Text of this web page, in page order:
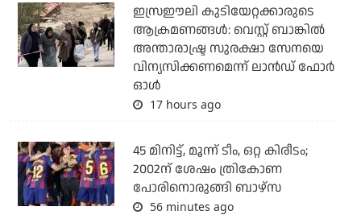
ഇസ്രഈലി കുടിയേറ്റക്കാരുടെ
ആക്രമണങ്ങള്‍: വെസ്റ്റ് ബാങ്കില്‍
അന്താരാഷ്ട്ര സുരക്ഷാ സേനയെ
വിന്യസിക്കണമെന്ന് ലാന്‍ഡ് ഫോര്‍
ഓള്‍
17 hours ago
45 മിനിട്ട്, മൂന്ന് ടീം, ഒറ്റ കിരീടം;
2002ന് ശേഷം ത്രികോണ
പോരിനൊരുങ്ങി ബാഴ്‌സ
56 minutes ago